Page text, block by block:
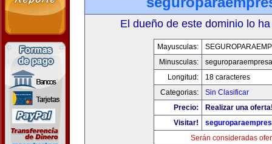
El dueño de este dominio lo
Mayusculas:
Minusculas:
Longitud:
18 caracteres
Categorias:
Sin Clasificar
Precio:
Realizar una
Visitar!
Serán consideradas